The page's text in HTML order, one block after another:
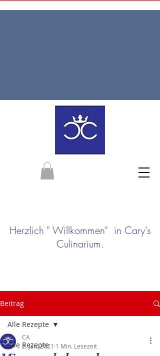
Herzlich " Willkommen" in Cary's
Culinarium.
Beitrag
Alle Rezepte
Alle Rezepte
CA
2. Jan. 2021 1 Min. Lesezeit